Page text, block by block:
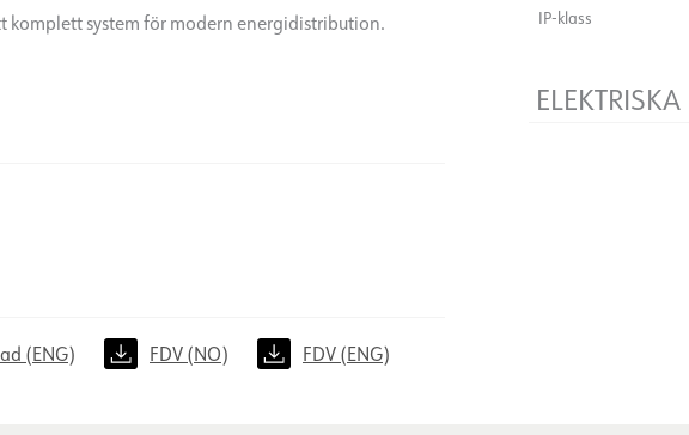
system för modern energidistribution.
(ENG) FDV (NO) FDV (ENG)
IP-klass